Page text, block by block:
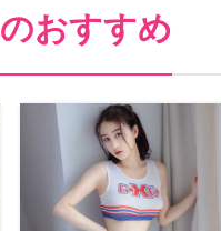
おすすめ